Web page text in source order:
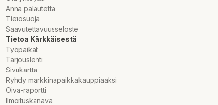
Anna palautetta
Tietosuoja
Saavutettavuusseloste
Tietoa Kärkkäisestä
Työpaikat
Tarjouslehti
Sivukartta
Ryhdy markkinapaikkakauppiaaksi
Oiva-raportti
Ilmoituskanava